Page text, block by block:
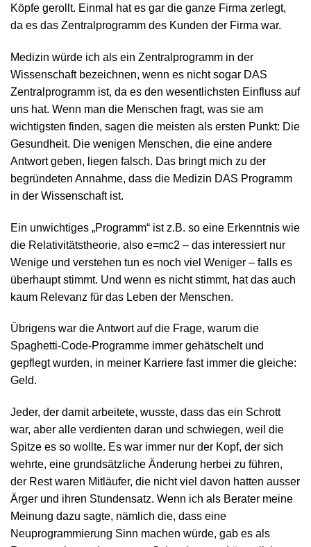
Köpfe gerollt. Einmal hat es gar die ganze Firma zerlegt,
da es das Zentralprogramm des Kunden der Firma war.
Medizin würde ich als ein Zentralprogramm in der
Wissenschaft bezeichnen, wenn es nicht sogar DAS
Zentralprogramm ist, da es den wesentlichsten Einfluss auf
uns hat. Wenn man die Menschen fragt, was sie am
wichtigsten finden, sagen die meisten als ersten Punkt: Die
Gesundheit. Die wenigen Menschen, die eine andere
Antwort geben, liegen falsch. Das bringt mich zu der
begründeten Annahme, dass die Medizin DAS Programm
in der Wissenschaft ist.
Ein unwichtiges „Programm“ ist z.B. so eine Erkenntnis wie
die Relativitätstheorie, also e=mc2 – das interessiert nur
Wenige und verstehen tun es noch viel Weniger – falls es
überhaupt stimmt. Und wenn es nicht stimmt, hat das auch
kaum Relevanz für das Leben der Menschen.
Übrigens war die Antwort auf die Frage, warum die
Spaghetti-Code-Programme immer gehätschelt und
gepflegt wurden, in meiner Karriere fast immer die gleiche:
Geld.
Jeder, der damit arbeitete, wusste, dass das ein Schrott
war, aber alle verdienten daran und schwiegen, weil die
Spitze es so wollte. Es war immer nur der Kopf, der sich
wehrte, eine grundsätzliche Änderung herbei zu führen,
der Rest waren Mitläufer, die nicht viel davon hatten ausser
Ärger und ihren Stundensatz. Wenn ich als Berater meine
Meinung dazu sagte, nämlich die, dass eine
Neuprogrammierung Sinn machen würde, gab es als